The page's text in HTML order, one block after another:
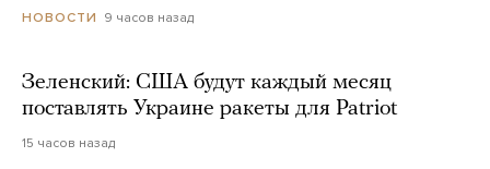
НОВОСТИ 9 часов назад
Зеленский: США будут каждый месяц
поставлять Украине ракеты для Patriot
15 часов назад